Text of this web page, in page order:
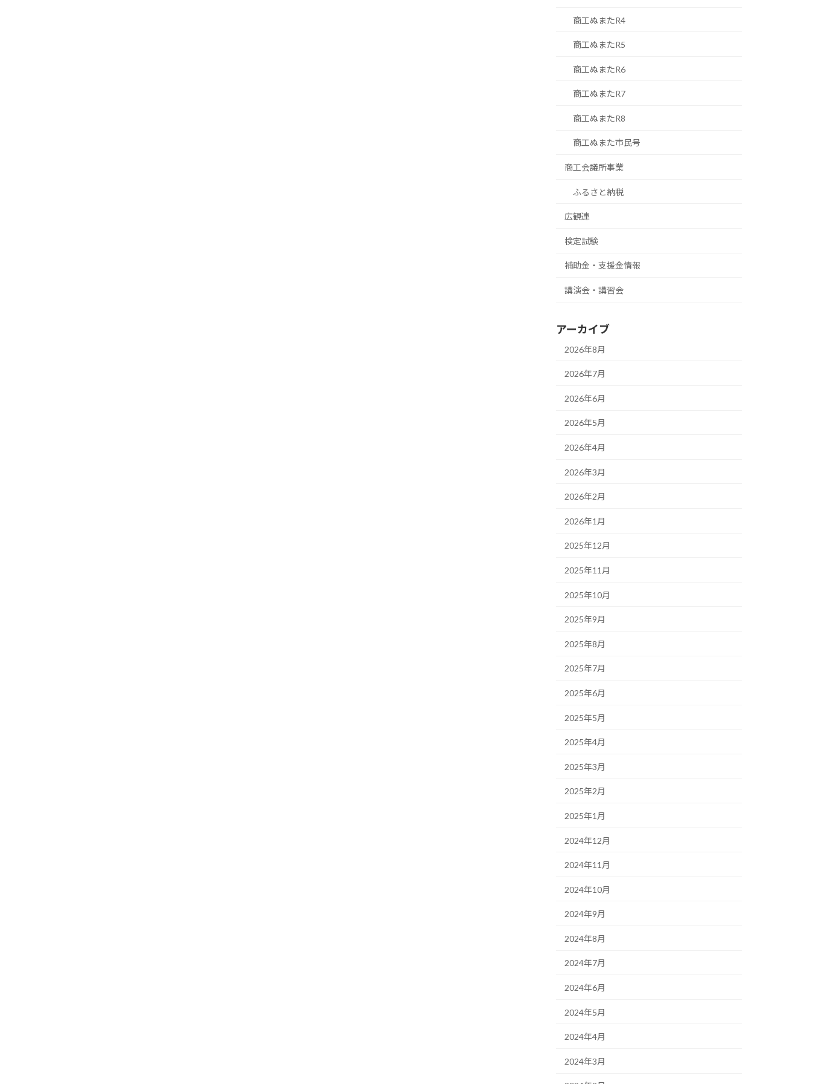
商工ぬまたR4
商工ぬまたR5
商工ぬまたR6
商工ぬまたR7
商工ぬまたR8
商工ぬまた市民号
商工会議所事業
ふるさと納税
広観連
検定試験
補助金・支援金情報
講演会・講習会
アーカイブ
2026年8月
2026年7月
2026年6月
2026年5月
2026年4月
2026年3月
2026年2月
2026年1月
2025年12月
2025年11月
2025年10月
2025年9月
2025年8月
2025年7月
2025年6月
2025年5月
2025年4月
2025年3月
2025年2月
2025年1月
2024年12月
2024年11月
2024年10月
2024年9月
2024年8月
2024年7月
2024年6月
2024年5月
2024年4月
2024年3月